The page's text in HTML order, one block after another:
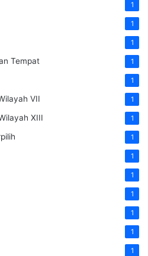
1
1
1
Tempat 1
1
VII 1
XIII 1
1
1
1
1
1
1
1